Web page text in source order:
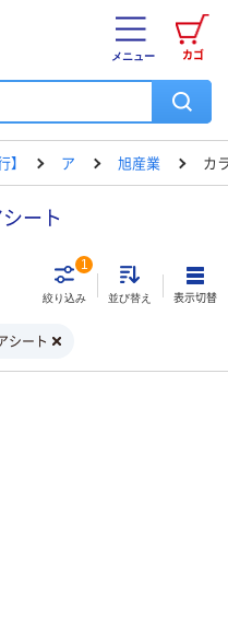
カゴ
メニュー
】 ア 旭産業 カ
ート
絞り込み
1
並び替え 表示切替
シート